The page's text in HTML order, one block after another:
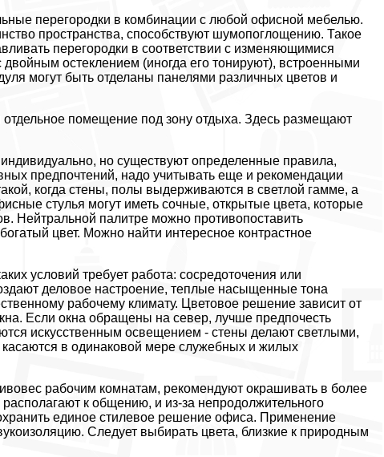
перегородки в комбинации с любой офисной мебелью.
пространства, способствуют шумопоглощению. Такое
перегородки в соответствии с изменяющимися
остеклением (иногда его тонируют), встроенными
могут быть отделаны панелями различных цветов и
отдельное помещение под зону отдыха. Здесь размещают
но существуют определенные правила,
предпочтений, надо учитывать еще и рекомендации
когда стены, полы выдерживаются в светлой гамме, а
стулья могут иметь сочные, открытые цвета, которые
Нейтральной палитре можно противопоставить
цвет. Можно найти интересное контрастное
условий требует работа: сосредоточения или
деловое настроение, теплые насыщенные тона
рабочему климату. Цветовое решение зависит от
Если окна обращены на север, лучше предпочесть
искусственным освещением - стены делают светлыми,
в одинаковой мере служебных и жилых
рабочим комнатам, рекомендуют окрашивать в более
к общению, и из-за непродолжительного
единое стилевое решение офиса. Применение
Следует выбирать цвета, близкие к природным